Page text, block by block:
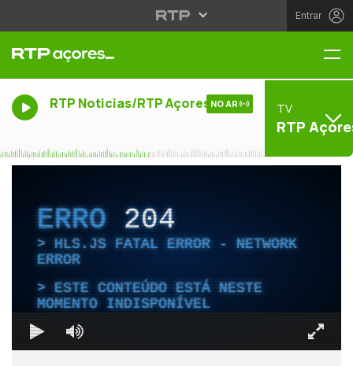
Entrar
RTP Noticias/RTP Açores NO AR TV
RTP
ERRO204
HLS.JS FATAL ERROR - NETWORK
ERROR
ESTE CONTEÚDO ESTÁ NESTE
MOMENTO INDISPONÍVEL